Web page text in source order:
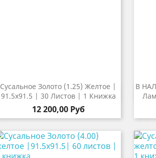
Сусальное Золото (1.25) Желтое |
91.5х91.5 | 30 Листов | 1 Книжка
12 200,00 Руб
 Быстрый просмотр
В